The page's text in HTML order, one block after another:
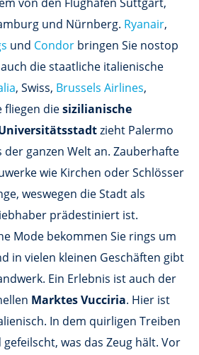
und Nürnberg. Ryanair,
und Condor bringen Sie nostop
die staatliche italienische
, Swiss, Brussels Airlines,
fliegen diesizilianische
zieht Palermo
der ganzen Welt an. Zauberhafte
wie Kirchen oder Schlösser
weswegen die Stadt als
prädestiniert ist.
Mode bekommen Sie rings um
in vielen kleinen Geschäften gibt
Ein Erlebnis ist auch der
Marktes Vucciria. Hier ist
In dem quirligen Treiben
was das Zeug hält. Vor